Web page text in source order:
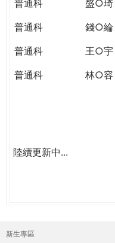
普通科
盛○琦
普通科
錢○綸
普通科
王○宇
普通科
林○容
陸續更新中...
新生專區